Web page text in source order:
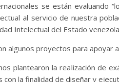
se están evaluando
al servicio de nuestra
Intelectual del Estado
algunos proyectos para apoyar
plantearon la realización de
la finalidad de diseñar y